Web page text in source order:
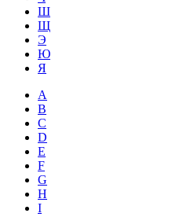
Ш
Щ
Э
Ю
Я
A
B
C
D
E
F
G
H
I